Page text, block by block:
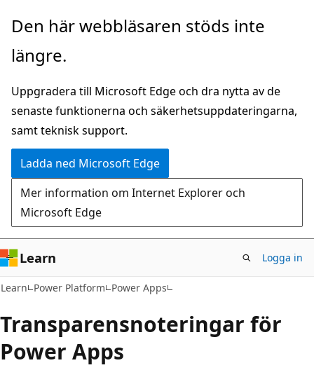
Hoppa
huvudinnehåll
Den här webbläsaren stöds inte
längre.
Uppgradera till Microsoft Edge och dra nytta av de
senaste funktionerna och säkerhetsuppdateringarna,
samt teknisk support.
Ladda ned Microsoft Edge
Mer information om Internet Explorer och
Microsoft Edge
Learn Logga in
Learn Power Platform Power Apps
Transparensnoteringar för
Power Apps